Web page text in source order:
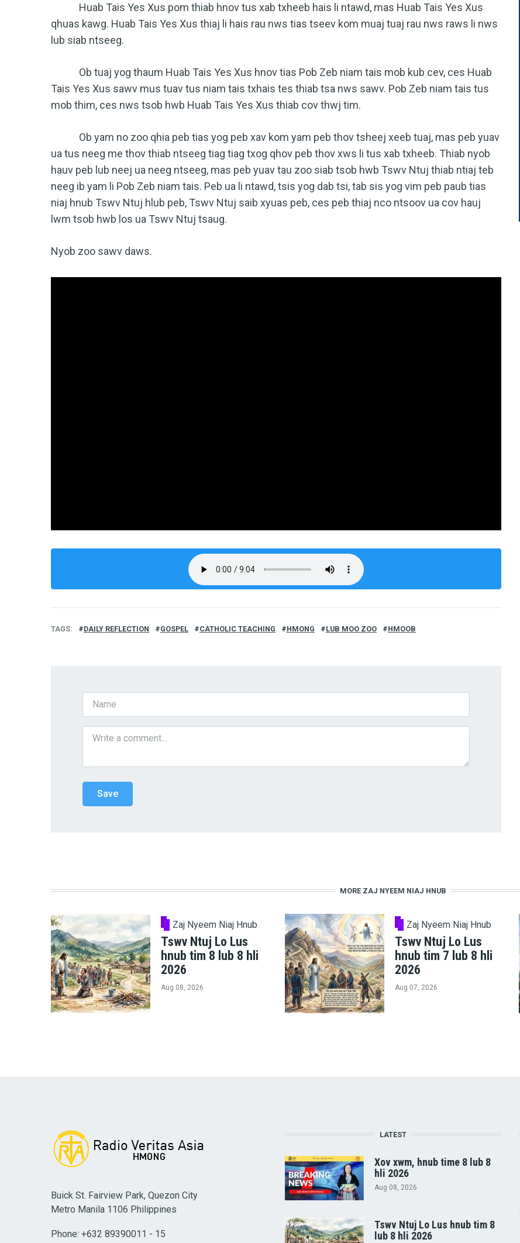
Huab Tais Yes Xus pom thiab hnov tus xab txheeb hais li ntawd, mas Huab Tais Yes Xus
qhuas kawg. Huab Tais Yes Xus thiaj li hais rau nws tias tseev kom muaj tuaj rau nws raws li nws
lub siab ntseeg.
Ob tuaj yog thaum Huab Tais Yes Xus hnov tias Pob Zeb niam tais mob kub cev, ces Huab
Tais Yes Xus sawv mus tuav tus niam tais txhais tes thiab tsa nws sawv. Pob Zeb niam tais tus
mob thim, ces nws tsob hwb Huab Tais Yes Xus thiab cov thwj tim.
Ob yam no zoo qhia peb tias yog peb xav kom yam peb thov tsheej xeeb tuaj, mas peb yuav
ua tus neeg me thov thiab ntseeg tiag tiag txog qhov peb thov xws li tus xab txheeb. Thiab nyob
hauv peb lub neej ua neeg ntseeg, mas peb yuav tau zoo siab tsob hwb Tswv Ntuj thiab ntiaj teb
neeg ib yam li Pob Zeb niam tais. Peb ua li ntawd, tsis yog dab tsi, tab sis yog vim peb paub tias
niaj hnub Tswv Ntuj hlub peb, Tswv Ntuj saib xyuas peb, ces peb thiaj nco ntsoov ua cov hauj
lwm tsob hwb los ua Tswv Ntuj tsaug.
Nyob zoo sawv daws.
TAGS DAILY REFLECTION GOSPEL CATHOLIC TEACHING HMONG LUB MOO ZOO HMOOB
MORE ZAJ NYEEM NIAJ HNUB
Zaj Nyeem Niaj Hnub
Tswv Ntuj Lo Lus
hnub tim 8 lub 8 hli
2026
Aug 08, 2026
Zaj Nyeem Niaj Hnub
Tswv Ntuj Lo Lus
hnub tim 7 lub 8 hli
2026
Aug 07, 2026
Buick St. Fairview Park, Quezon City
Metro Manila 1106 Philippines
Phone: +632 89390011 - 15
LATEST
Xov xwm, hnub time 8 lub 8
hli 2026
Aug 08, 2026
Tswv Ntuj Lo Lus hnub tim 8
lub 8 hli 2026